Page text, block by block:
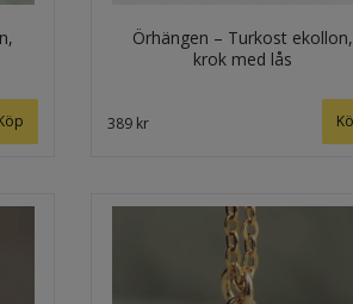
Örhängen – Turkost ekollon,
krok med lås
389 kr